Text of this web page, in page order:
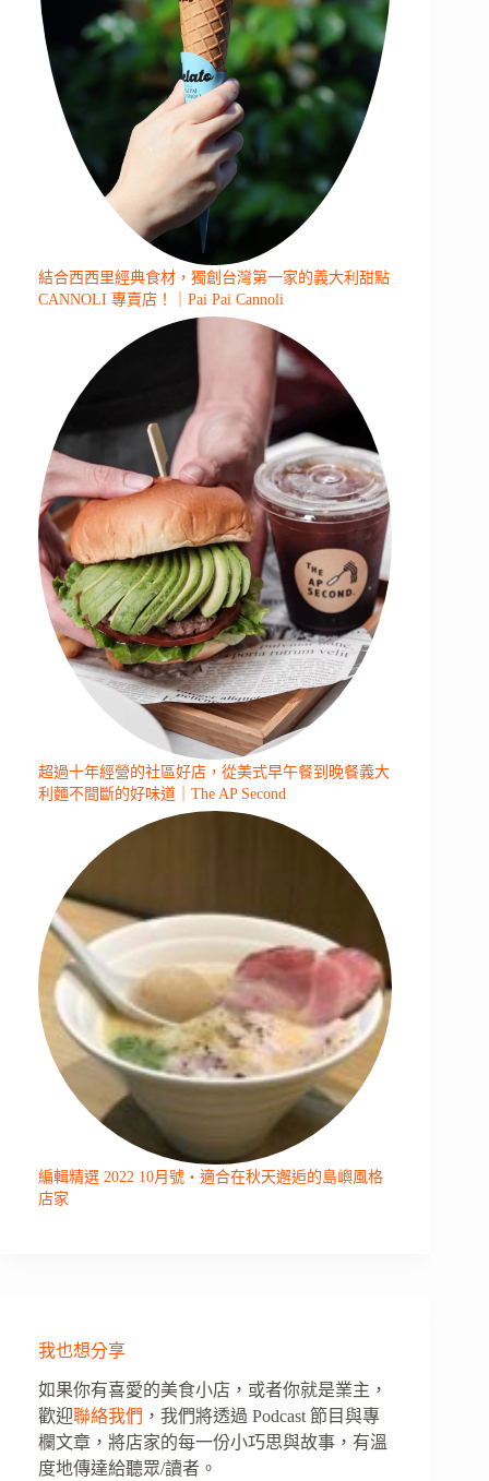
結合西西里經典食材，獨創台灣第一家的義大利甜點
CANNOLI 專賣店！｜Pai Pai Cannoli
超過十年經營的社區好店，從美式早午餐到晚餐義大
利麵不間斷的好味道｜The AP Second
編輯精選 2022 10月號・適合在秋天邂逅的島嶼風格
店家
我也想分享
如果你有喜愛的美食小店，或者你就是業主，
歡迎聯絡我們 ，我們將透過 Podcast 節目與專
欄文章，將店家的每一份小巧思與故事，有溫
度地傳達給聽眾/讀者。